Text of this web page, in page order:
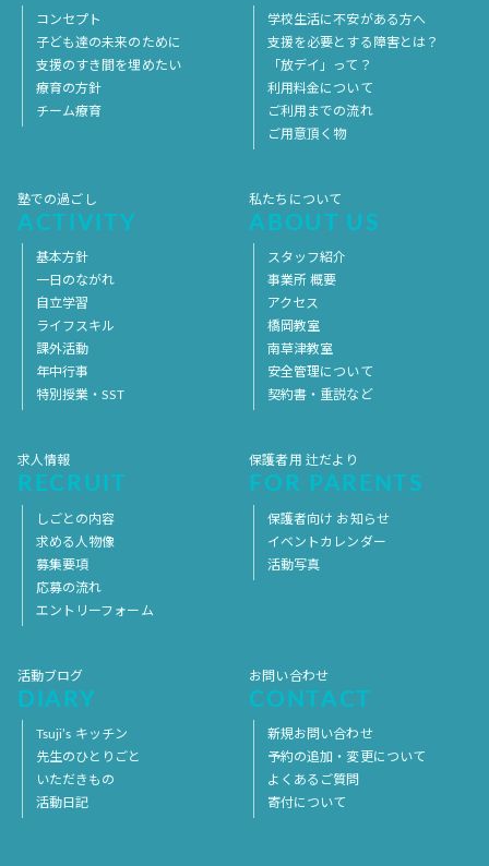
コンセプト
子ども達の未来のために
支援のすき間を埋めたい
療育の方針
チーム療育
学校生活に不安がある方へ
支援を必要とする障害とは？
「放デイ」って？
利用料金について
ご利用までの流れ
ご用意頂く物
塾での過ごし
ACTIVITY
基本方針
一日のながれ
自立学習
ライフスキル
課外活動
年中行事
特別授業・SST
私たちについて
ABOUT US
スタッフ紹介
事業所 概要
アクセス
橋岡教室
南草津教室
安全管理について
契約書・重説など
求人情報
RECRUIT
しごとの内容
求める人物像
募集要項
応募の流れ
エントリーフォーム
保護者用 辻だより
FOR PARENTS
保護者向け お知らせ
イベントカレンダー
活動写真
活動ブログ
DIARY
Tsuji’s キッチン
先生のひとりごと
いただきもの
活動日記
お問い合わせ
CONTACT
新規お問い合わせ
予約の追加・変更について
よくあるご質問
寄付について